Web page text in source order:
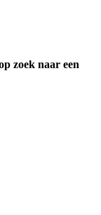
zoek naar een